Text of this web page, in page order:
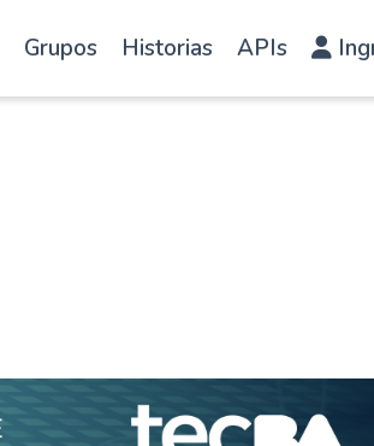
Grupos Historias APIs